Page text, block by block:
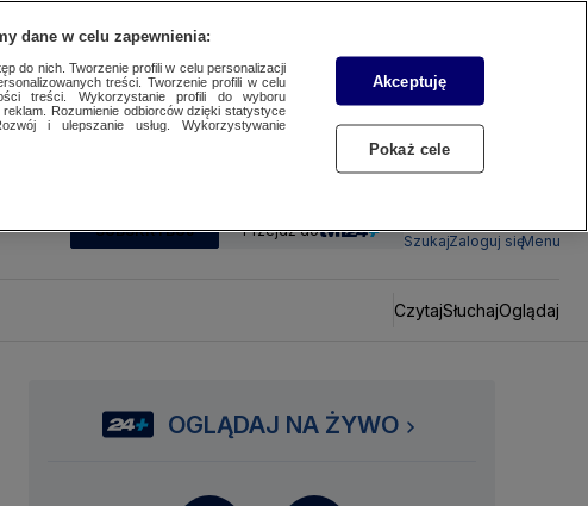
SUBSKRYBUJ Przejdź do
SzukajZaloguj sięMenu
CzytajSłuchajOglądaj
OGLĄDAJ NA ŻYWO
dane w celu zapewnienia:
do nich. Tworzenie profili w celu personalizacji
treści. Tworzenie profili w celu
treści. Wykorzystanie profili do wyboru
Rozumienie odbiorców dzięki statystyce
i ulepszanie usług. Wykorzystywanie
Akceptuję
Pokaż cele